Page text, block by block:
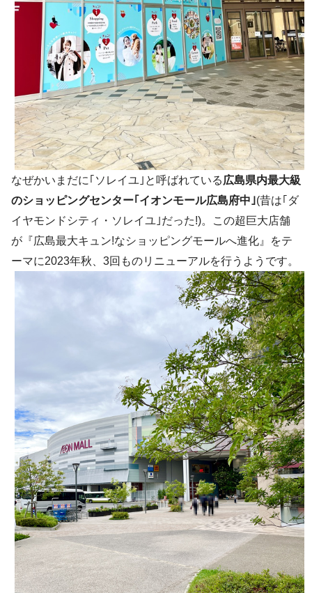
なぜかいまだに｢ソレイユ｣と呼ばれている広島県内最大級
のショッピングセンター｢イオンモール広島府中｣(昔は｢ダ
イヤモンドシティ・ソレイユ｣だった!)。この超巨大店舗
が『広島最大キュン!なショッピングモールへ進化』をテ
ーマに2023年秋、3回ものリニューアルを行うようです。